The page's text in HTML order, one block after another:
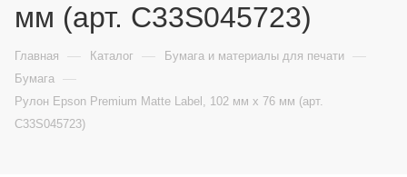
мм (арт. C33S045723)
Главная — Каталог — Бумага и материалы для печати —
Бумага —
Рулон Epson Premium Matte Label, 102 мм x 76 мм (арт.
C33S045723)